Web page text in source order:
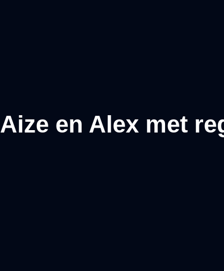
Aize en Alex met